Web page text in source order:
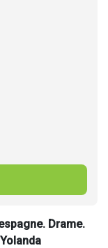
Drame.